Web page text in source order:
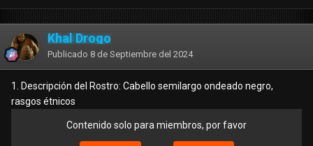
Khal Drogo
Publicado 8 de Septiembre del 2024
1. Descripción del Rostro: Cabello semilargo ondeado negro,
rasgos étnicos
Contenido solo para miembros, por favor